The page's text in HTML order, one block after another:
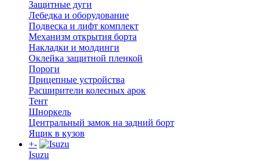
Защитные дуги
Лебедка и оборудование
Подвеска и лифт комплект
Механизм открытия борта
Накладки и молдинги
Оклейка защитной пленкой
Пороги
Прицепные устройства
Расширители колесных арок
Тент
Шноркель
Центральный замок на задний борт
Ящик в кузов
+-
Isuzu